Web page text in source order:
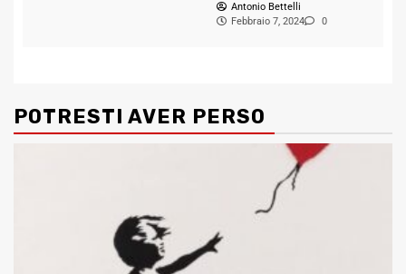
Antonio Bettelli
Febbraio 7, 2024
0
POTRESTI AVER PERSO